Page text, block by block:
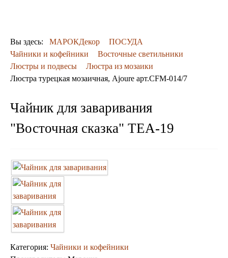
Люстры марокканские
Бра
Марокканские Мозаичные
Марокканские светильники
Бра со стеклом
Вы здесь: МАРОКДекор
ПОСУДА
Чайники и кофейники
Восточные светильники
Люстры и подвесы
Люстра из мозаики
Люстра турецкая мозаичная, Ajoure арт.CFM-014/7
Чайник для заваривания
"Восточная сказка" TEA-19
Категория: Чайники и кофейники